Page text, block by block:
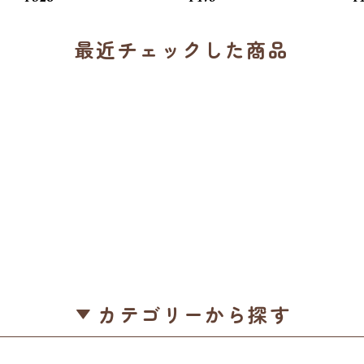
【生産終了・在庫限り】
最近チェックした商品
カテゴリーから探す